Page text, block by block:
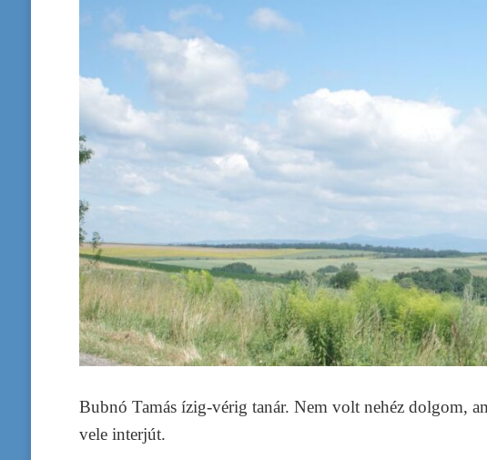
Bubnó Tamás ízig-vérig tanár. Nem volt nehéz dolgom,
vele interjút.